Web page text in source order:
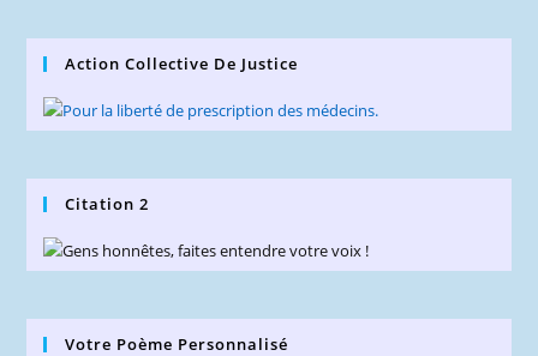
Action Collective De Justice
Citation 2
Votre Poème Personnalisé